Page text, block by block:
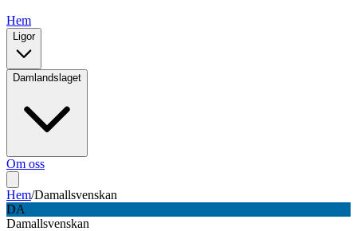
Hem
Ligor
Damlandslaget
Om oss
Hem/Damallsvenskan
DA
Damallsvenskan